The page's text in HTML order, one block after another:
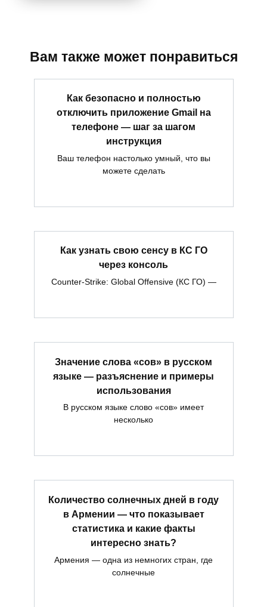
Вам также может понравиться
Как безопасно и полностью
отключить приложение Gmail на
телефоне — шаг за шагом
инструкция
Ваш телефон настолько умный, что вы
можете сделать
Как узнать свою сенсу в КС ГО
через консоль
Counter-Strike: Global Offensive (КС ГО) —
Значение слова «сов» в русском
языке — разъяснение и примеры
использования
В русском языке слово «сов» имеет
несколько
Количество солнечных дней в году
в Армении — что показывает
статистика и какие факты
интересно знать?
Армения — одна из немногих стран, где
солнечные